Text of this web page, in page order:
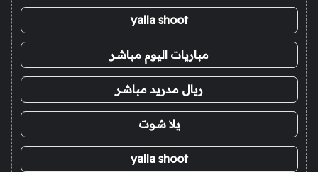
yalla shoot
مباريات اليوم مباشر
ريال مدريد مباشر
يلا شوت
yalla shoot